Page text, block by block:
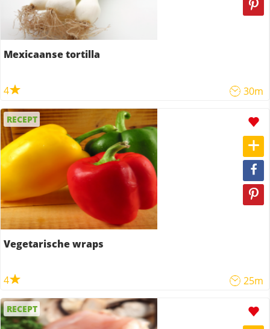
Mexicaanse tortilla
4 30m
RECEPT
Vegetarische wraps
4 25m
RECEPT